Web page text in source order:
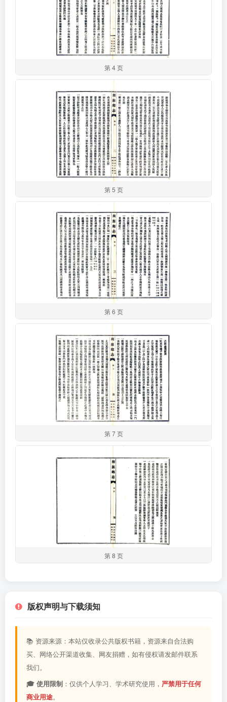
第 4 页
第 5 页
第 6 页
第 7 页
第 8 页
版权声明与下载须知
📚 资源来源：本站仅收录公共版权书籍，资源来自合法购
买、网络公开渠道收集、网友捐赠，如有侵权请发邮件联系
我们。
🎓 使用限制 ：仅供个人学习、学术研究使用， 严禁用于任何
商业用途。